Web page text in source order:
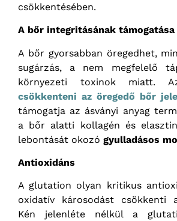
csökkentésében.
A bőr integritásának támogatása
A bőr gyorsabban öregedhet,
sugárzás, a nem megfelelő
környezeti toxinok miatt.
csökkenteni az öregedő bőr
támogatja az ásványi anyag
a bőr alatti kollagén és
lebontását okozó gyulladásos
Antioxidáns
A glutation olyan kritikus
oxidatív károsodást csökkenti
Kén jelenléte nélkül a